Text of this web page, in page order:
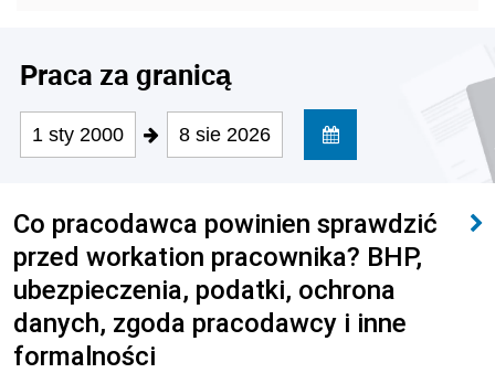
Praca za granicą
1 sty 2000 8 sie 2026
Co pracodawca powinien sprawdzić
przed workation pracownika? BHP,
ubezpieczenia, podatki, ochrona
danych, zgoda pracodawcy i inne
formalności